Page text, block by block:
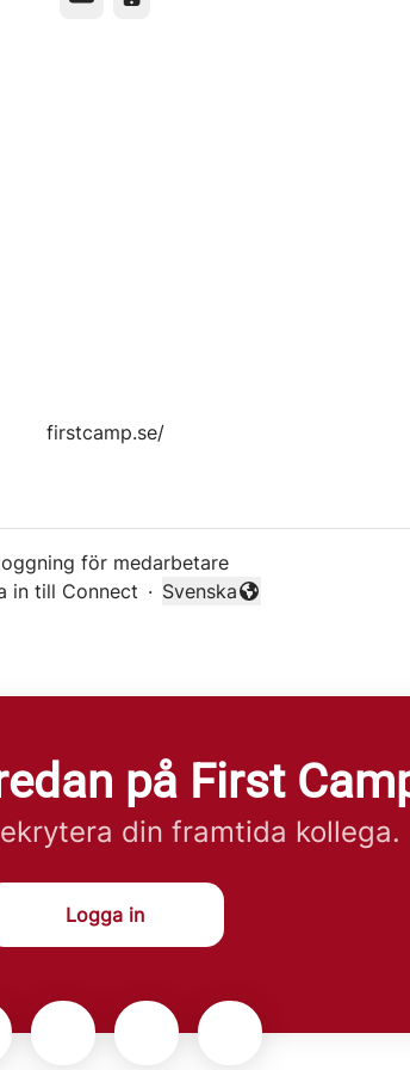
firstcamp.se/
för medarbetare
in till Connect ·
Byt språk
Svenska
på First
din framtida kollega.
Logga in